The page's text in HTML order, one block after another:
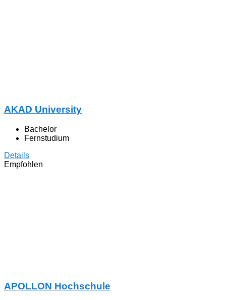
AKAD University
Bachelor
Fernstudium
Details
Empfohlen
APOLLON Hochschule